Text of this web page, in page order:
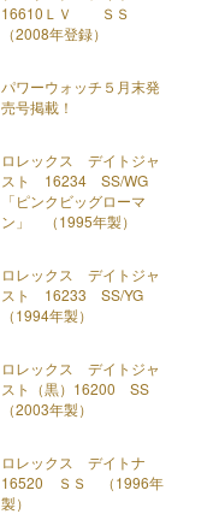
16610ＬＶ ＳＳ
（2008年登録）
パワーウォッチ５月末発
売号掲載！
ロレックス デイトジャ
スト 16234 SS/WG
「ピンクビッグローマ
ン」 （1995年製）
ロレックス デイトジャ
スト 16233 SS/YG
（1994年製）
ロレックス デイトジャ
スト（黒）16200 SS
（2003年製）
ロレックス デイトナ
16520 ＳＳ （1996年
製）